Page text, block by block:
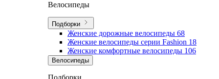
Велосипеды
Подборки
Женские дорожные велосипеды 68
Женские велосипеды серии Fashion 18
Женские комфортные велосипеды 106
Велосипеды
Подборки